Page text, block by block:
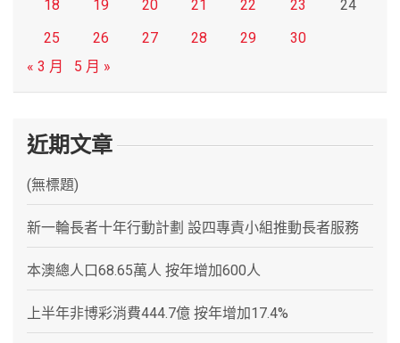
18 19 20 21 22 23
24
25
26 27 28 29
30
« 3 月
5 月 »
近期文章
(無標題)
新一輪長者十年行動計劃 設四專責小組推動長者服務
本澳總人口68.65萬人 按年增加600人
上半年非博彩消費444.7億 按年增加17.4%